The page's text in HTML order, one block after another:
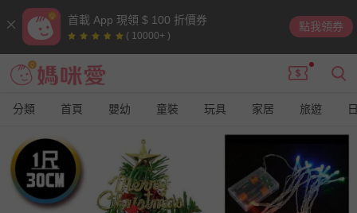
首載 App 現領 $ 100 折價券
( 10000+ )
點我領券
分類 首頁 嬰幼 童裝 玩具 家居 旅遊